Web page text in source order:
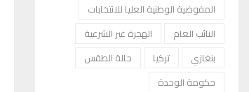
المفوضية الوطنية العليا للانتخابات
النائب العام
الهجرة غير الشرعية
بنغازي
تركيا
حالة الطقس
حكومة الوحدة